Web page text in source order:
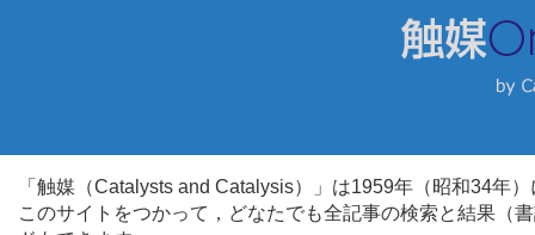
「触媒（Catalysts and Catalysis）」は1959年（昭和34年
このサイトをつかって，どなたでも全記事の検索と結果（